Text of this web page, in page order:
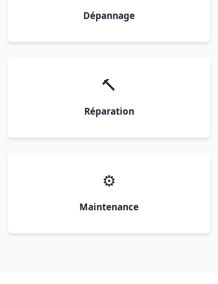
Dépannage
🔨
Réparation
⚙️
Maintenance